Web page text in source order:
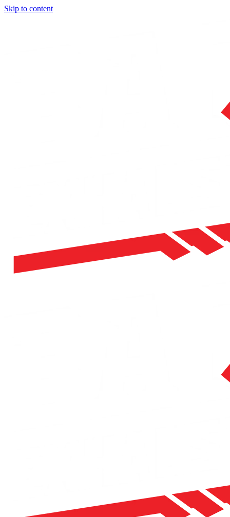
Skip to content